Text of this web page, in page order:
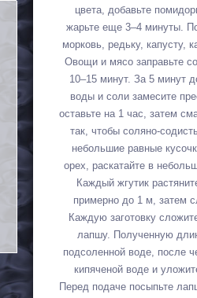
цвета, добавьте
жарьте еще 3–4 минуты.
морковь, редьку, капусту,
Овощи и мясо заправьте
10–15 минут. За 5 минут
воды и соли замесите
оставьте на 1 час, затем
так, чтобы соляно-
небольшие равные
орех, раскатайте в
Каждый жгутик
примерно до 1 м, затем
Каждую заготовку
лапшу. Полученную
подсоленной воде, после
кипяченой воде и
Перед подаче посыпьте